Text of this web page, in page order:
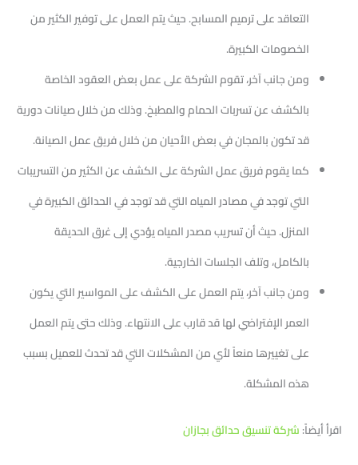
التعاقد على ترميم المسابح. حيث يتم العمل على توفير الكثير من
الخصومات الكبيرة.
ومن جانب آخر، تقوم الشركة على عمل بعض العقود الخاصة
بالكشف عن تسربات الحمام والمطبخ. وذلك من خلال صيانات دورية
قد تكون بالمجان في بعض الأحيان من خلال فريق عمل الصيانة.
كما يقوم فريق عمل الشركة على الكشف عن الكثير من التسريبات
التي توجد في مصادر المياه التي قد توجد في الحدائق الكبيرة في
المنزل. حيث أن تسريب مصدر المياه يؤدي إلى غرق الحديقة
بالكامل، وتلف الجلسات الخارجية.
ومن جانب آخر، يتم العمل على الكشف على المواسير التي يكون
العمر الإفتراضي لها قد قارب على الانتهاء. وذلك حتى يتم العمل
على تغييرها منعاً لأي من المشكلات التي قد تحدث للعميل بسبب
هذه المشكلة.
اقرأ أيضاً:شركة تنسيق حدائق بجازان